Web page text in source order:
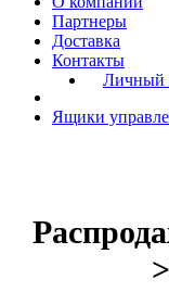
Партнеры
Доставка
Контакты
Личный
Ящики